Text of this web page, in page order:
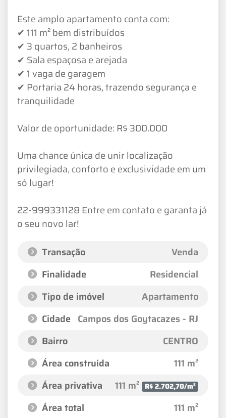
Este amplo apartamento conta com:
✔ 111 m² bem distribuídos
✔ 3 quartos, 2 banheiros
✔ Sala espaçosa e arejada
✔ 1 vaga de garagem
✔ Portaria 24 horas, trazendo segurança e
tranquilidade
Valor de oportunidade: R$ 300.000
Uma chance única de unir localização
privilegiada, conforto e exclusividade em um
só lugar!
22-999331128 Entre em contato e garanta já
o seu novo lar!
Transação
Venda
Finalidade
Residencial
Tipo de imóvel
Apartamento
Cidade Campos dos Goytacazes - RJ
Bairro
CENTRO
Área construída
111 m²
Área privativa
111 m² R$ 2.702,70/m²
Área total 111 m²